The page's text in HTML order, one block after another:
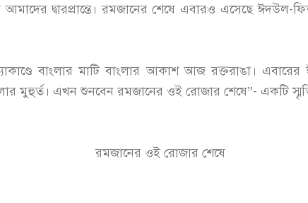
দ্বারপ্রান্তে। রমজানের শেষে এবারও এসেছে ঈদউল-
বাংলার মাটি বাংলার আকাশ আজ রক্তরাঙা।
মুহুর্ত। এখন শুনবেন রমজানের ওই রোজার শেষে”- একটি স্মৃতি
রমজানের ওই রোজার শেষে